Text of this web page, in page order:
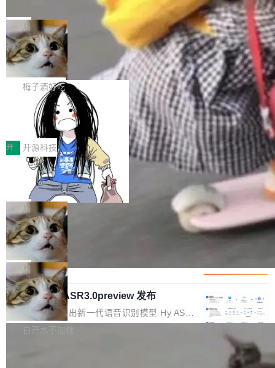
级应用，企业在规模化落地过程中，对安全性、
可控性和代码质量提出了更高要求。 首先是数据
安全与合规要求。对于大多数普通研发场景，公
有云模型能够满足快速试用和效率提升的需求。
但对于金融、能源、医疗等对数据安全要求较...
AI算力网关（AI创新平台）成功入选！ 随着各行
各业的Agent走向规模化建设，算力构成形态逐
渐丰富，用户关注的重点也在发生变化：不只是
让AI用起来，还要进一步看清混合算力时代下，
Token花在哪里、算力是否被充分利用，以及持
续增长的AI成本该如何优化。 深信服AI算力网关
正是围绕这些实际问题，从Token治理和成本治
理两个方面，让用户的每一份算力都看得清、管
得住、用得稳、省得下、更安全！ 一、从现在开
始，Token使用一目...
束，一个实验室的开始
Google 员工编号 20。MapReduce 作者之一。
Bigtable 作者之一。TensorFlow 的作者之一。
Gemini 的架构师。Google 首席科学家。 Jeff D
ean 在 Google 工作了 27 年后，宣布离职。 他
不是一个人走。一同离开的还有 Sanjay Ghema
wat（Google 员工编号 23，Jeff Dean 二十多
年的编程搭档，MapReduce 和 Bigtable 的共同
作者）、Quoc Le（Google 大脑核心成员，Se
q2Seq 和 DocAI 的共同发明人）以及 Oriol Vin
yals（Gemini 联合负责人，AlphaSta...
局
🔥 SolonCode v2026.8.4 发布：界面
字体可调、22 种语言、记忆搜索增强
打开终端就能上岗的全中文编码智能体，这一轮
把「看得清、用母语、记得住」三件事一次补
齐。 SolonCode 是什么 SolonCode 是杭州无
耳科技研发的企业级终端编码智能体——一位全
中文驱动的数字员工，自主理解需求、规划步
骤、编写代码。不挑模型、不挑平台，curl 一行
装完即用。 开源地址：Gitee · GitCode · GitHu
b 安装 支持 Java 8+（8~26）、macOS / Linu
x / Windows / Harmony PC。 # macOS / Linu
x / Harmony PC curl -fsSL https://solon.noea
r.org/solon...
梅子酒好吃
让“代码语义理解”深度释放AI Coding
价值潜能：华为云码道（CodeArts）
代码仓技术解析
一、代码仓深度理解技术的作用与价值 在软件工
程实践中，代码仓是企业核心知识资产的主要载
体。企业级代码仓库通常包含数十万乃至数百万
个文件，其规模远超单次模型调用可承载的上下
文窗口。随着项目规模的持续扩张与代码历史的
不断累积，代码仓中的模块关系、接口契约、业
务逻辑等关键信息往往分散于数十乃至数百个文
件之中，形成高度复杂的知识关联网络。传统的
代码检索手段（如关键词匹配、目录遍历）仅能
在语法层面完成文本定位，难以触及代码的语义
内涵与结构关联，导致开发者使用代码智能体在
理解大规模代码仓时面临显著"代码仓理解"瓶
颈。 代码仓深度理解服务（以下简称" CodeBas
e深度理解服务"）是华为云码道（CodeA...
开 开源科技
一条“删库”命令跑 17 小时，算法工程
师删光 89TB 数据只为干私活
最高人民检察院8月4日公布了一起案件：北京一
名90后算法工程师王某，为了给自己接的私活腾
服务器空间，删光了公司AI游戏部门的全部核心
数据。 王某2024年1月入职东城区某科技公司AI
短剧部门，有互联网大厂背景。在公司内部架构
调整期间，部门三次通知全员将数据从A集群迁
移到B集群，王某都回复了"收到"。 他没有迁移
数据。2024年9月3日下午4点，他使用此前登录
的账号密码进入A集群，输入了一条被程序员圈
称为"删库跑路"的命令——最高管理员权限、无
局
Cloudflare 分享推理优化实践：KV ca
che 量化 + 权重压缩，吞吐量提升 4
1%，成本降 30%
Kimi 和 GLM 是当前最强的大模型系列之一，但
它们有一个共同的问题：太吃显存了。月之暗面
的 Kimi K 系列和智谱的 GLM 都是长上下文、M
oE 架构的大模型，好用到让人上瘾，但 GPU 显
存永远不够用。 Cloudflare 的 Workers AI 团队
一直在跑这些模型的推理。他们在官方博客上发
局
腾讯混元 Hy ASR3.0preview 发布
腾讯混元正式推出新一代语音识别模型 Hy ASR
3.0preview。基于最新一代大语言模型 Hy3 的
白开水不加糖